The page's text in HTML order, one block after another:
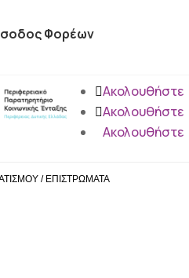
Φορέων
Ακολουθήστε
Ακολουθήστε
Ακολουθήστε
/ ΕΠΙΣΤΡΩΜΑΤΑ